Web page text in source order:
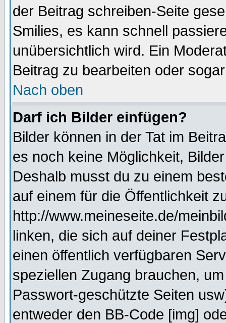
der Beitrag schreiben-Seite
Smilies, es kann schnell
unübersichtlich wird. Ein
Beitrag zu bearbeiten oder
Nach oben
Darf ich Bilder einfügen?
Bilder können in der Tat im
es noch keine Möglichkeit,
Deshalb musst du zu einem
auf einem für die Öffentlichkeit
http://www.meineseite.de/
linken, die sich auf deiner
einen öffentlich verfügbaren
speziellen Zugang brauchen,
Passwort-geschützte Seiten
entweder den BB-Code [img]